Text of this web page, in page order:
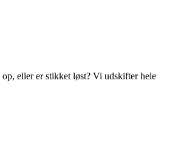
eller er stikket løst? Vi udskifter hele